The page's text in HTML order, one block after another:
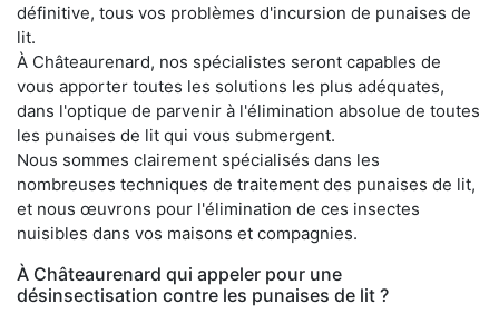
définitive, tous vos problèmes d'incursion de punaises de
lit.
À Châteaurenard, nos spécialistes seront capables de
vous apporter toutes les solutions les plus adéquates,
dans l'optique de parvenir à l'élimination absolue de toutes
les punaises de lit qui vous submergent.
Nous sommes clairement spécialisés dans les
nombreuses techniques de traitement des punaises de lit,
et nous œuvrons pour l'élimination de ces insectes
nuisibles dans vos maisons et compagnies.
À Châteaurenard qui appeler pour une
désinsectisation contre les punaises de lit ?